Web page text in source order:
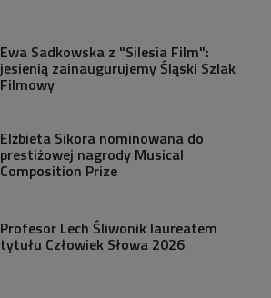
Ewa Sadkowska z "Silesia Film":
jesienią zainaugurujemy Śląski Szlak
Filmowy
Elżbieta Sikora nominowana do
prestiżowej nagrody Musical
Composition Prize
Profesor Lech Śliwonik laureatem
tytułu Człowiek Słowa 2026